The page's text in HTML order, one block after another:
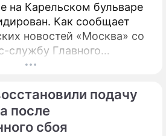
на Карельском бульваре
Как сообщает
новостей «Москва» со
службу Главного
по столице,
подачу
после
сбоя